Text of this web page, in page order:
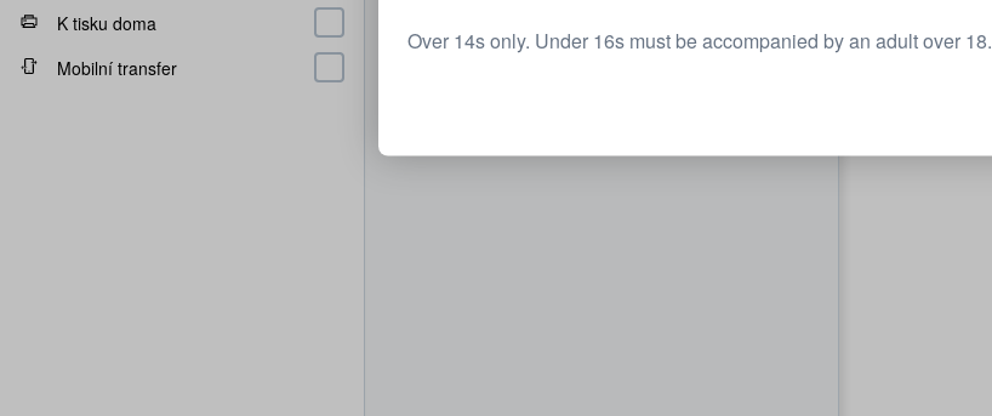
K tisku doma
Mobilní transfer
Over 14s only. Under 16s must be accompanied by an adult over 18.